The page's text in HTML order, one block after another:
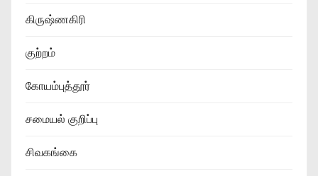
கிருஷ்ணகிரி
குற்றம்
கோயம்புத்தூர்
சமையல் குறிப்பு
சிவகங்கை